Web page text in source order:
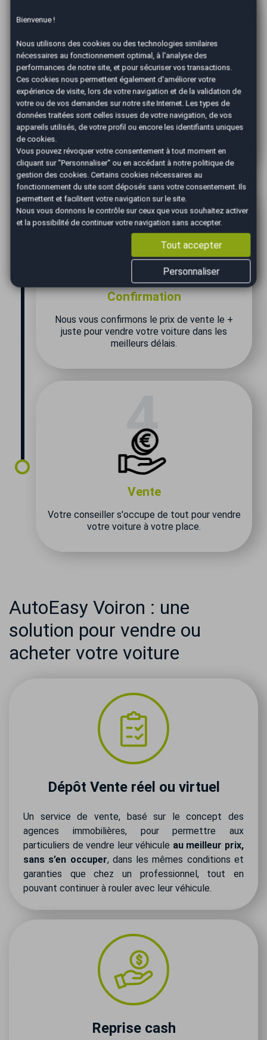
Expertise
Un de nos conseillers vous contacte pour
d'expertiser votre véhicule.
Confirmation
Nous vous confirmons le prix de vente le +
juste pour vendre votre voiture dans les
meilleurs délais.
Vente
Votre conseiller s'occupe de tout pour vendre
votre voiture à votre place.
AutoEasy Voiron : une
solution pour vendre ou
acheter votre voiture
Dépôt Vente réel ou virtuel
Un service de vente, basé sur le concept des
agences immobilières, pour permettre aux
particuliers de vendre leur véhicule au meilleur prix,
sans s’en occuper, dans les mêmes conditions et
garanties que chez un professionnel, tout en
pouvant continuer à rouler avec leur véhicule.
Reprise cash
Bienvenue !
Nous utilisons des cookies ou des technologies similaires
nécessaires au fonctionnement optimal, à l'analyse des
performances de notre site, et pour sécuriser vos transactions.
Ces cookies nous permettent également d'améliorer votre
expérience de visite, lors de votre navigation et de la validation de
votre ou de vos demandes sur notre site Internet. Les types de
données traitées sont celles issues de votre navigation, de vos
appareils utilisés, de votre profil ou encore les identifiants uniques
de cookies.
Vous pouvez révoquer votre consentement à tout moment en
cliquant sur "Personnaliser" ou en accédant à notre politique de
gestion des cookies. Certains cookies nécessaires au
fonctionnement du site sont déposés sans votre consentement. Ils
permettent et facilitent votre navigation sur le site.
Nous vous donnons le contrôle sur ceux que vous souhaitez activer
et la possibilité de continuer votre navigation sans accepter.
Tout accepter
Personnaliser